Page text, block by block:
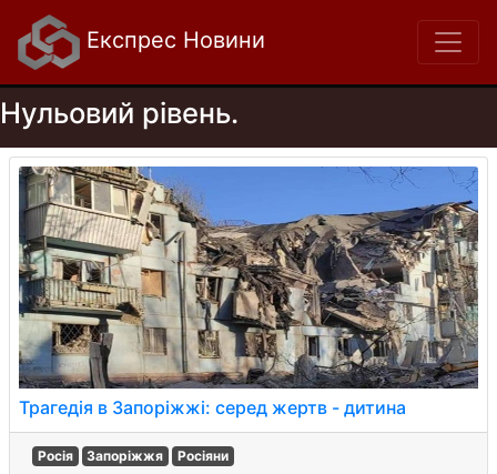
Експрес Новини
Нульовий рівень.
Трагедія в Запоріжжі: серед жертв - дитина
Росія Запоріжжя Росіяни